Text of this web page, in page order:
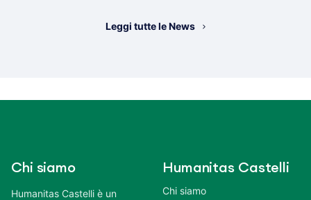
Leggi tutte le News
Chi siamo
Humanitas Castelli è un
Humanitas Castelli
Chi siamo